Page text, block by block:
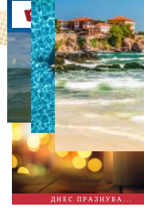
Оферти
ДНЕС ПРАЗНУВА...